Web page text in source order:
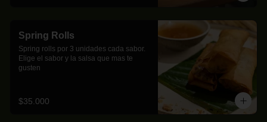
Spring Rolls
Spring rolls por 3 unidades cada sabor.
Elige el sabor y la salsa que mas te
gusten
$35.000